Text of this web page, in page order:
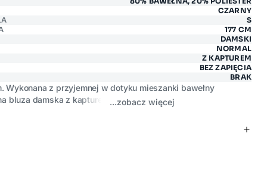
CZARNY
S
177 CM
DAMSKI
NORMAL
Z KAPTUREM
BEZ ZAPIĘCIA
BRAK
Wykonana z przyjemnej w dotyku mieszanki bawełny
bluza damska z kapturem Susana 906 posiada wygodną
...zobacz więcej